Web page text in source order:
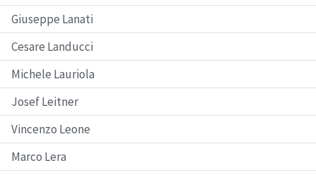
Giuseppe Lanati
Cesare Landucci
Michele Lauriola
Josef Leitner
Vincenzo Leone
Marco Lera